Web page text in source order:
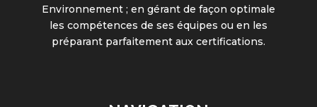
Environnement ; en gérant de façon optimale
les compétences de ses équipes ou en les
préparant parfaitement aux certifications.